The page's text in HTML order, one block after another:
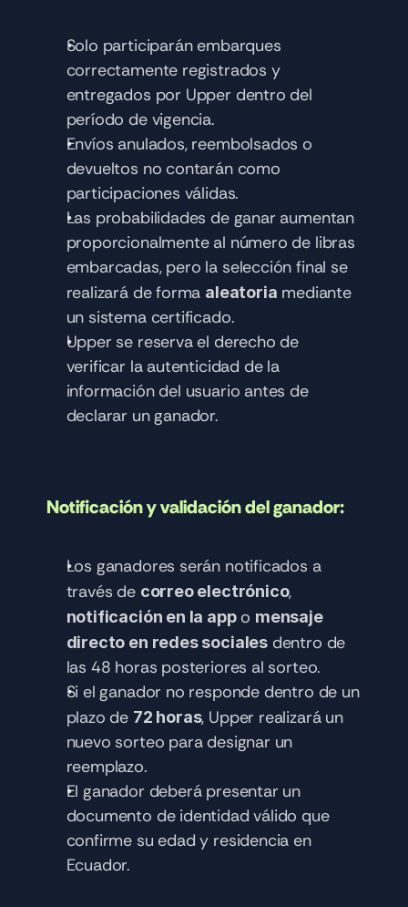
Solo participarán embarques
correctamente registrados y
entregados por Upper dentro del
período de vigencia.
Envíos anulados, reembolsados o
devueltos no contarán como
participaciones válidas.
Las probabilidades de ganar aumentan
proporcionalmente al número de libras
embarcadas, pero la selección final se
realizará de forma aleatoria mediante
un sistema certificado.
Upper se reserva el derecho de
verificar la autenticidad de la
información del usuario antes de
declarar un ganador.
Notificación y validación del ganador:
Los ganadores serán notificados a
través de correo electrónico
notificación en la app o mensaje
directo en redes sociales dentro de
las 48 horas posteriores al sorteo.
Si el ganador no responde dentro de un
plazo de 72 horas, Upper realizará un
nuevo sorteo para designar un
reemplazo.
El ganador deberá presentar un
documento de identidad válido que
confirme su edad y residencia en
Ecuador.